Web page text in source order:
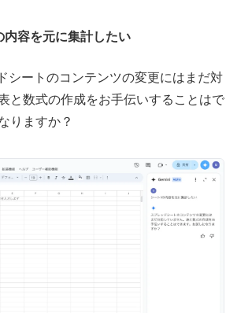
容を元に集計したい
シートのコンテンツの変更にはまだ対
と数式の作成をお手伝いすることはで
りますか？